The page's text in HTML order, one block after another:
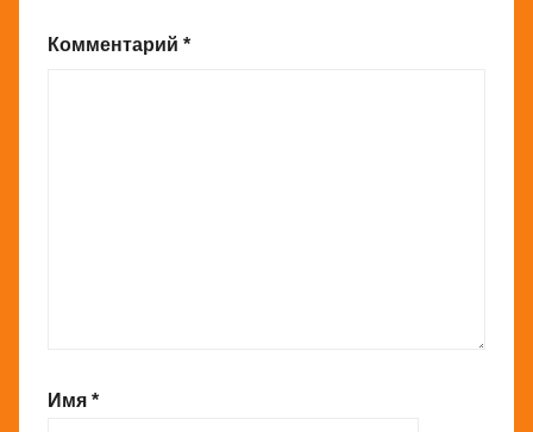
Комментарий *
Имя *